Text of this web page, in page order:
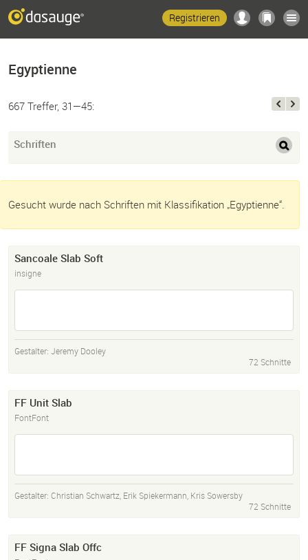
Registrieren
Egyptienne
667 Treffer, 31—45:
Schriften
Gesucht wurde nach Schriften mit Klassifikation „Egyptienne“.
Sancoale Slab Soft
insigne
Gestalter: Jeremy Dooley
72 Schnitte
FF Unit Slab
FontFont
Gestalter: Christian Schwartz, Erik Spiekermann, Kris Sowersby
72 Schnitte
FF Signa Slab Offc